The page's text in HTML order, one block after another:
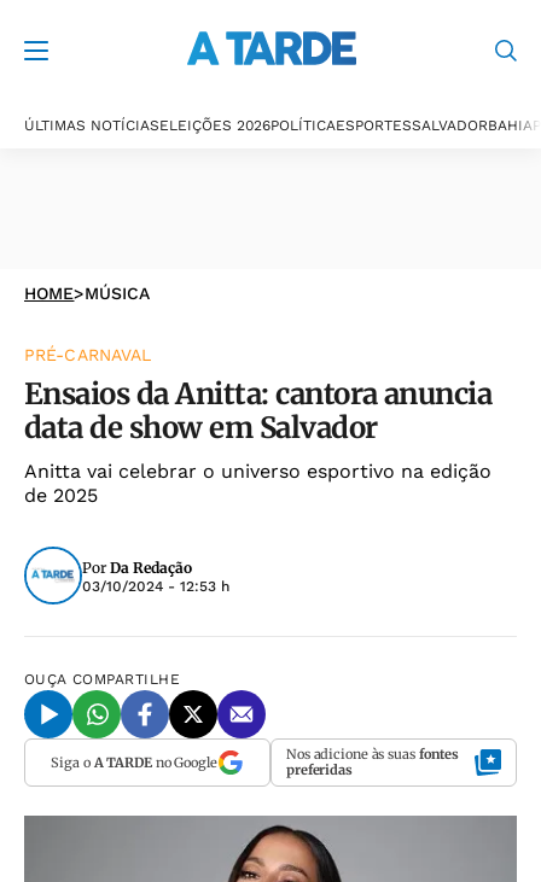
ÚLTIMAS NOTÍCIASELEIÇÕES 2026POLÍTICAESPORTESSALVADORBAHIA
HOME>MÚSICA
PRÉ-CARNAVAL
Ensaios da Anitta: cantora anuncia
data de show em Salvador
Anitta vai celebrar o universo esportivo na edição
de 2025
Por Da Redação
03/10/2024 - 12:53 h
OUÇA COMPARTILHE
Siga o A TARDEno Google Nos adicione às suas fontes
preferidas